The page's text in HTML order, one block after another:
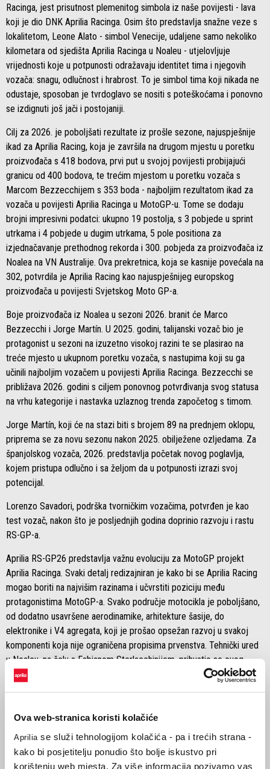
Ova web-stranica koristi kolačiće
Aprilia se služi tehnologijom kolačića - pa i trećih strana -
kako bi posjetitelju ponudio što bolje iskustvo pri
korištenju web mjesta. Za više informacija pozivamo vas
Racinga, jest prisutnost plemenitog simbola iz naše povijesti - lava
koji je dio DNK Aprilia Racinga. Osim što predstavlja snažne veze s
lokalitetom, Leone Alato - simbol Venecije, udaljene samo nekoliko
kilometara od sjedišta Aprilia Racinga u Noaleu - utjelovljuje
vrijednosti koje u potpunosti odražavaju identitet tima i njegovih
vozača: snagu, odlučnost i hrabrost. To je simbol tima koji nikada ne
odustaje, sposoban je tvrdoglavo se nositi s poteškoćama i ponovno
se izdignuti još jači i postojaniji.
Cilj za 2026. je poboljšati rezultate iz prošle sezone, najuspješnije
ikad za Aprilia Racing, koja je završila na drugom mjestu u poretku
proizvođača s 418 bodova, prvi put u svojoj povijesti probijajući
granicu od 400 bodova, te trećim mjestom u poretku vozača s
Marcom Bezzecchijem s 353 boda - najboljim rezultatom ikad za
vozača u povijesti Aprilia Racinga u MotoGP-u. Tome se dodaju
brojni impresivni podatci: ukupno 19 postolja, s 3 pobjede u sprint
utrkama i 4 pobjede u dugim utrkama, 5 pole positiona za
izjednačavanje prethodnog rekorda i 300. pobjeda za proizvođača iz
Noalea na VN Australije. Ova prekretnica, koja se kasnije povećala na
302, potvrdila je Aprilia Racing kao najuspješnijeg europskog
proizvođača u povijesti Svjetskog Moto GP-a.
Boje proizvođača iz Noalea u sezoni 2026. branit će Marco
Bezzecchi i Jorge Martín. U 2025. godini, talijanski vozač bio je
protagonist u sezoni na izuzetno visokoj razini te se plasirao na
treće mjesto u ukupnom poretku vozača, s nastupima koji su ga
učinili najboljim vozačem u povijesti Aprilia Racinga. Bezzecchi se
približava 2026. godini s ciljem ponovnog potvrđivanja svog statusa
na vrhu kategorije i nastavka uzlaznog trenda započetog s timom.
Jorge Martín, koji će na stazi biti s brojem 89 na prednjem oklopu,
priprema se za novu sezonu nakon 2025. obilježene ozljedama. Za
španjolskog vozača, 2026. predstavlja početak novog poglavlja,
kojem pristupa odlučno i sa željom da u potpunosti izrazi svoj
potencijal.
Lorenzo Savadori, podrška tvorničkim vozačima, potvrđen je kao
test vozač, nakon što je posljednjih godina doprinio razvoju i rastu
RS-GP-a.
Aprilia RS-GP26 predstavlja važnu evoluciju za MotoGP projekt
Aprilia Racinga. Svaki detalj redizajniran je kako bi se Aprilia Racing
mogao boriti na najvišim razinama i učvrstiti poziciju među
protagonistima MotoGP-a. Svako područje motocikla je poboljšano,
od dodatno usavršene aerodinamike, arhitekture šasije, do
elektronike i V4 agregata, koji je prošao opsežan razvoj u svakoj
komponenti koja nije ograničena propisima prvenstva. Tehnički ured
u Noaleu, na čelu s Fabianom Sterlacchinijem, prihvatio se ovog
novog izazova ostajući vjeran svom DNK-u i razvijajući motocikl koji
RS-GP26 također će biti najnovija evolucija tehničkog ciklusa koji je
ekstremnoj aerodinamici, uređajima za podešavanje udaljenosti od
tla i agregatima od 1000 cm³ koji više neće biti dopušteni tehničkim